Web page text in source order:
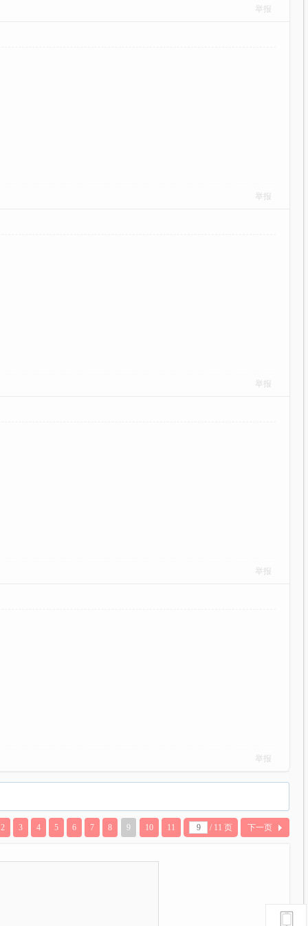
举报
举报
举报
举报
举报
2 3 4 5 6 7 8 9 10 11 / 11 页 下一页